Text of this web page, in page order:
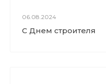
06.08.2024
С Днем строителя